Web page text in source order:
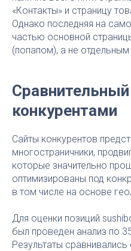
«Контакты» и страницу
Однако последняя на
частью основной
(попапом), а не отдельным
Сравнительный
конкурентами
Сайты конкурентов
многостраничники,
которые значительно
оптимизированы под
в том числе на основе
Для оценки позиций
был проведен анализ по
Результаты